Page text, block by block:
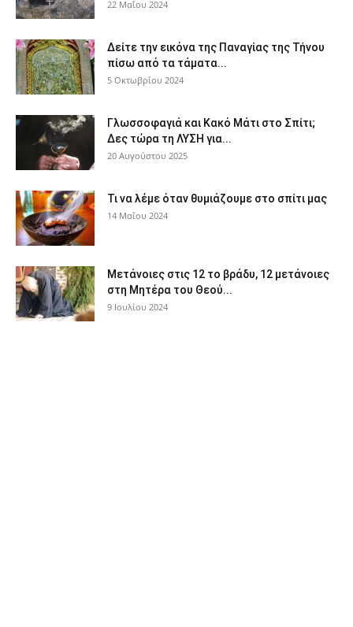
22 Μαΐου 2024
Δείτε την εικόνα της Παναγίας της Τήνου
πίσω από τα τάματα...
5 Οκτωβρίου 2024
Γλωσσοφαγιά και Κακό Μάτι στο Σπίτι;
Δες τώρα τη ΛΥΣΗ για...
20 Αυγούστου 2025
Τι να λέμε όταν θυμιάζουμε στο σπίτι μας
14 Μαΐου 2024
Μετάνοιες στις 12 το βράδυ, 12 μετάνοιες
στη Μητέρα του Θεού...
9 Ιουλίου 2024